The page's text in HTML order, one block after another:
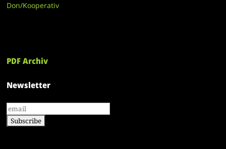
Don/Kooperativ
PDF Archiv
Newsletter